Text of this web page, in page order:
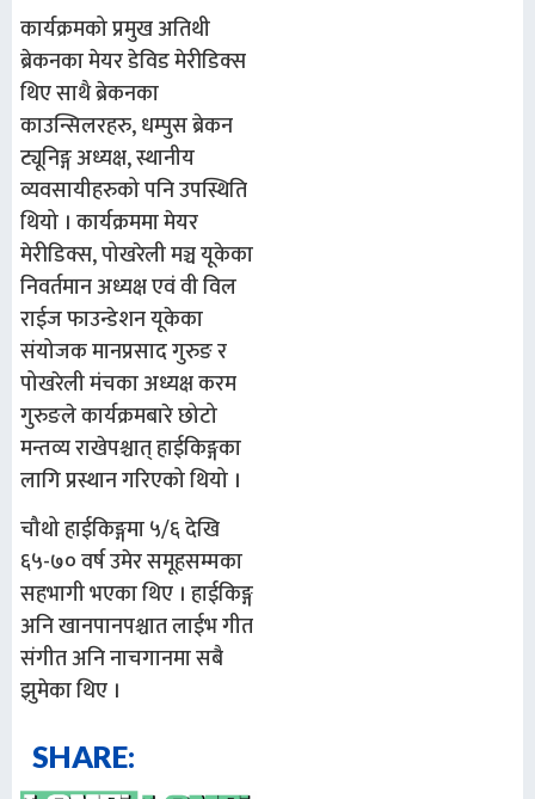
कार्यक्रमको प्रमुख अतिथी
ब्रेकनका मेयर डेविड मेरीडिक्स
थिए साथै ब्रेकनका
काउन्सिलरहरु, धम्पुस ब्रेकन
ट्यूनिङ्ग अध्यक्ष, स्थानीय
व्यवसायीहरुको पनि उपस्थिति
थियो । कार्यक्रममा मेयर
मेरीडिक्स, पोखरेली मञ्च यूकेका
निवर्तमान अध्यक्ष एवं वी विल
राईज फाउन्डेशन यूकेका
संयोजक मानप्रसाद गुरुङ र
पोखरेली मंचका अध्यक्ष करम
गुरुङले कार्यक्रमबारे छोटो
मन्तव्य राखेपश्चात् हाईकिङ्गका
लागि प्रस्थान गरिएको थियो ।
चौथो हाईकिङ्गमा ५/६ देखि
६५-७० वर्ष उमेर समूहसम्मका
सहभागी भएका थिए । हाईकिङ्ग
अनि खानपानपश्चात लाईभ गीत
संगीत अनि नाचगानमा सबै
झुमेका थिए ।
SHARE: